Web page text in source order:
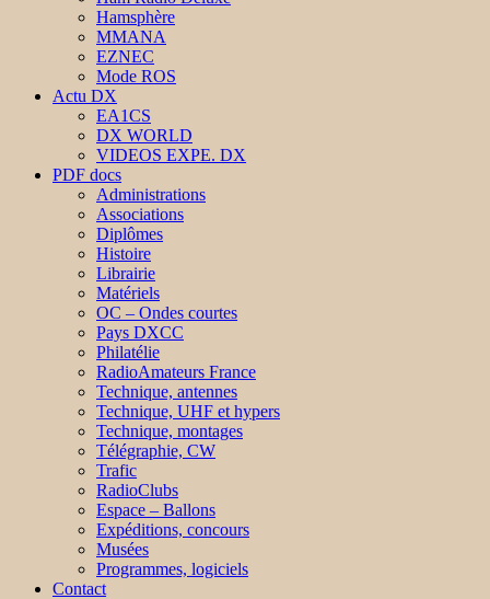
Hamsphère
MMANA
EZNEC
Mode ROS
Actu DX
EA1CS
DX WORLD
VIDEOS EXPE. DX
PDF docs
Administrations
Associations
Diplômes
Histoire
Librairie
Matériels
OC – Ondes courtes
Pays DXCC
Philatélie
RadioAmateurs France
Technique, antennes
Technique, UHF et hypers
Technique, montages
Télégraphie, CW
Trafic
RadioClubs
Espace – Ballons
Expéditions, concours
Musées
Programmes, logiciels
Contact